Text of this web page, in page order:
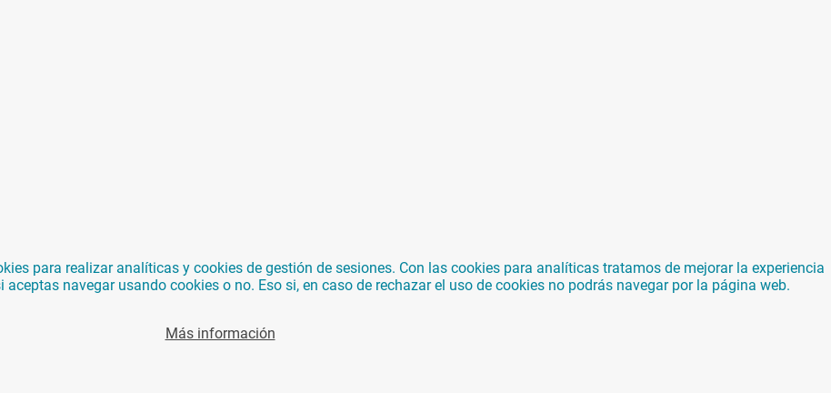
para realizar analíticas y cookies de gestión de sesiones. Con las cookies para analíticas tratamos de mejorar la experiencia
navegar usando cookies o no. Eso si, en caso de rechazar el uso de cookies no podrás navegar por la página web.
Más información